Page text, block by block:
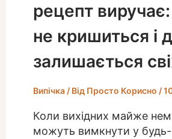
рецепт виручає:
не кришиться і
залишається
Випічка/ Від Просто Корисно /
Коли вихідних майже
можуть вимкнути у